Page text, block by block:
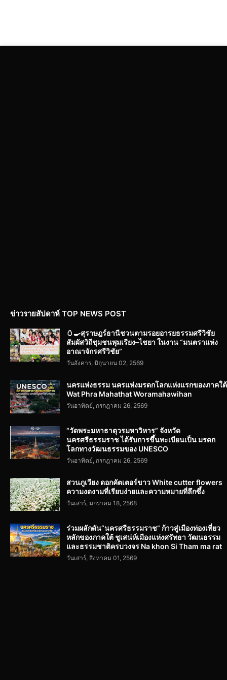
ข่าวรายสัปดาห์ TOP NEWS POST
🥚🍳สุราษฎร์ธานีชวนตามรอยอารยธรรมศรีวิชัย
สัมผัสวิถีชุมชนพุมเรียง–ไชยา ในงาน “มนตราแห่ง
อาณาจักรศรีวิชัย”
วันอังคาร, มิถุนายน 02, 2569
นครแห่งธรรม นครแห่งมรดกโลกแห่งแรกของภาคใต้
Wat Phra Mahathat Woramahawihan
วันอาทิตย์, กรกฎาคม 26, 2569
“วัดพระมหาธาตุวรมหาวิหาร” จังหวัด
นครศรีธรรมราช ได้รับการขึ้นทะเบียนเป็น มรดก
โลกทางวัฒนธรรมของ UNESCO
วันอาทิตย์, กรกฎาคม 26, 2569
สวนภูเวียง ดอกคัตเตอร์ขาว White cutter flowers
ความงดงามที่เรียบง่ายและความหมายที่ลึกซึ้ง
วันเสาร์, มกราคม 18, 2568
ร่วมผลักดัน“นครศรีธรรมราช” ก้าวสู่เมืองท่องเที่ยว
หลักของภาคใต้ ชูเสน่ห์เมืองแห่งศรัทธา วัฒนธรรม
และธรรมชาติครบวงจร Na khon Si Tham ma rat
วันเสาร์, สิงหาคม 01, 2569